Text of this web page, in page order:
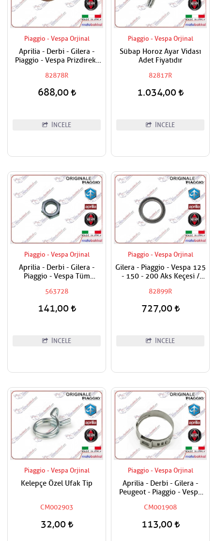
Piaggio - Vespa Orjinal
Aprilia - Derbi - Gilera -
Piaggio - Vespa Prizdirekt
82878R
688,00
İNCELE
Piaggio - Vespa Orjinal
Sübap Horoz Ayar Vidası
Adet Fiyatıdır
82817R
1.034,00
İNCELE
Piaggio - Vespa Orjinal
Aprilia - Derbi - Gilera -
Piaggio - Vespa Tüm
Tekerlek Somunu
563728
141,00
İNCELE
Piaggio - Vespa Orjinal
Gilera - Piaggio - Vespa 125
- 150 - 200 Aks Keçesi /
82899R
727,00
İNCELE
Piaggio - Vespa Orjinal
Kelepçe Özel Ufak Tip
CM002903
32,00
Piaggio - Vespa Orjinal
Aprilia - Derbi - Gilera -
Peugeot - Piaggio - Vespa
Kelepçesi
CM001908
113,00